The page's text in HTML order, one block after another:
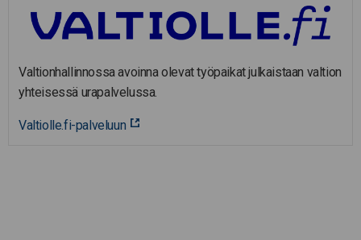
Valtionhallinnossa avoinna olevat työpaikat julkaistaan valtion
yhteisessä urapalvelussa.
Valtiolle.fi-palveluun